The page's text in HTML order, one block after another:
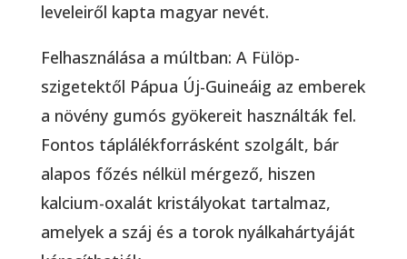
leveleiről kapta magyar nevét.
Felhasználása a múltban: A Fülöp-
szigetektől Pápua Új-Guineáig az emberek
a növény gumós gyökereit használták fel.
Fontos táplálékforrásként szolgált, bár
alapos főzés nélkül mérgező, hiszen
kalcium-oxalát kristályokat tartalmaz,
amelyek a száj és a torok nyálkahártyáját